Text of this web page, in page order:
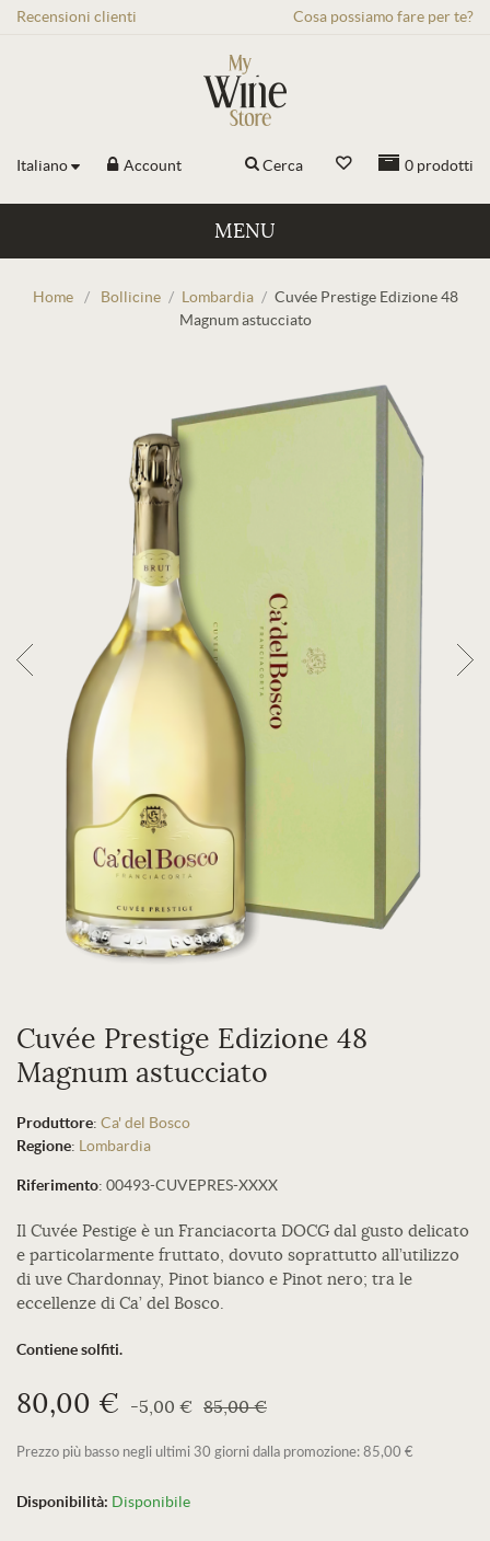
Recensioni clienti Cosa possiamo fare per te?
Italiano Account 0 prodotti
Cerca
MENU
Home / Bollicine / Lombardia / Cuvée Prestige Edizione 48
Magnum astucciato
Cuvée Prestige Edizione 48
Magnum astucciato
Produttore: Ca' del Bosco
Regione: Lombardia
Riferimento: 00493-CUVEPRES-XXXX
Il Cuvée Pestige è un Franciacorta DOCG dal gusto delicato
e particolarmente fruttato, dovuto soprattutto all’utilizzo
di uve Chardonnay, Pinot bianco e Pinot nero; tra le
eccellenze di Ca’ del Bosco.
Contiene solfiti.
80,00 € -5,00 € 85,00 €
Prezzo più basso negli ultimi 30 giorni dalla promozione: 85,00 €
Disponibilità: Disponibile